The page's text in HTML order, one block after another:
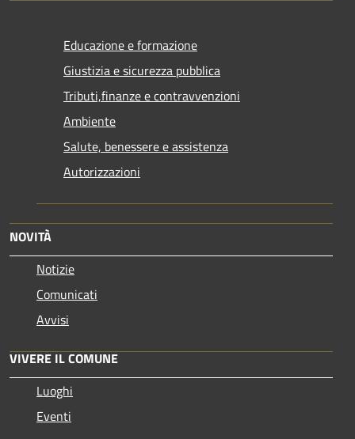
Educazione e formazione
Giustizia e sicurezza pubblica
Tributi,finanze e contravvenzioni
Ambiente
Salute, benessere e assistenza
Autorizzazioni
NOVITÀ
Notizie
Comunicati
Avvisi
VIVERE IL COMUNE
Luoghi
Eventi